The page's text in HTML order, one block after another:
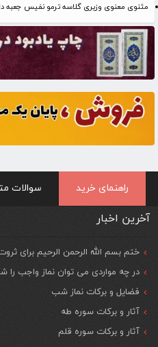
مثنوی معنوی وزیری گلاسه ترمو نفیس جعبه
راهنمای خرید سوالات
آخرین اخبار
در چه مواردی می توان نماز واجب
فضایل و برکات نماز شب
آثار و برکات سوره طه
آثار و برکات سوره قلم